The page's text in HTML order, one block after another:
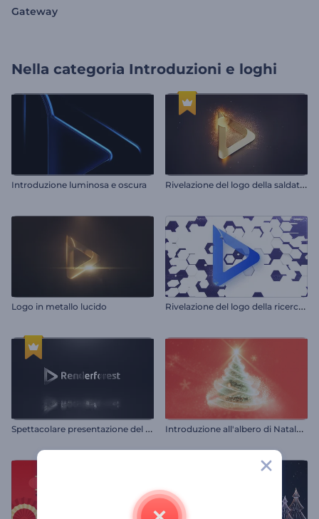
Gateway
Nella categoria Introduzioni e loghi
Introduzione luminosa e oscura R
ivelazione del logo della saldatura
Logo in metallo lucido R
ivelazione del logo della ricerca web
S
pettacolare presentazione del logo I
ntroduzione all'albero di Natale scintillante